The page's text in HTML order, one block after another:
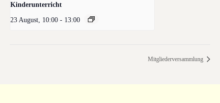
Kinderunterricht
23 August, 10:00 - 13:00
Mitgliederversammlung